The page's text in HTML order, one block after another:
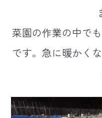
菜園の作業の中で
です。急に暖かく